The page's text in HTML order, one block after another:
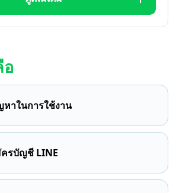
าในการใช้งาน
รบัญชี LINE